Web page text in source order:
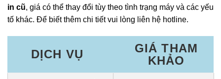
in cũ, giá có thể thay đổi tùy theo tình trạng máy và các yếu
tố khác. Để biết thêm chi tiết vui lòng liên hệ hotline.
DỊCH VỤ
GIÁ THAM
KHẢO